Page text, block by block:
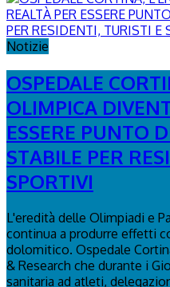
Notizie
OSPEDALE
OLIMPICA
ESSERE PUNTO
STABILE PER
SPORTIVI
L'eredità delle Olimpiadi e
continua a produrre effetti
dolomitico. Ospedale
& Research che durante i
sanitaria ad atleti,